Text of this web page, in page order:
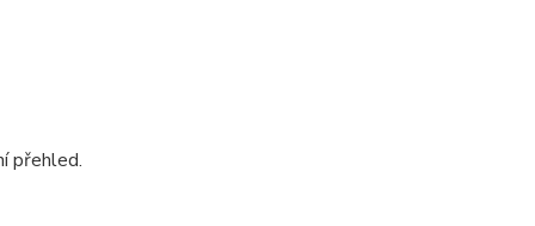
přehled.